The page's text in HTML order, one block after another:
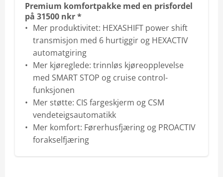
Premium komfortpakke med en prisfordel
på 31500 nkr *
Mer produktivitet: HEXASHIFT power shift
transmisjon med 6 hurtiggir og HEXACTIV
automatgiring
Mer kjøreglede: trinnløs kjøreopplevelse
med SMART STOP og cruise control-
funksjonen
Mer støtte: CIS fargeskjerm og CSM
vendeteigsautomatikk
Mer komfort: Førerhusfjæring og PROACTIV
forakselfjæring